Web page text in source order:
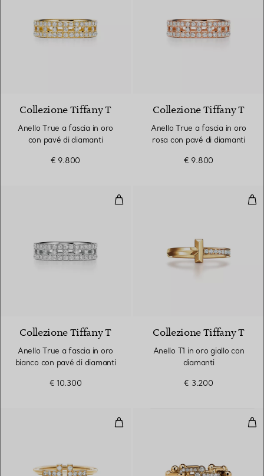
Collezione Tiffany T
Anello True a fascia in oro
con pavé di diamanti
€ 9.800
Collezione Tiffany T
Anello True a fascia in oro
rosa con pavé di diamanti
€ 9.800
Anello True a fascia in oro
Collezione Tiffany T
Anello True a fascia in oro
bianco con pavé di diamanti
€ 10.300
Collezione Tiffany T
Anello T1 in oro giallo con
diamanti
€ 3.200
Anello Wire con diamanti in oro